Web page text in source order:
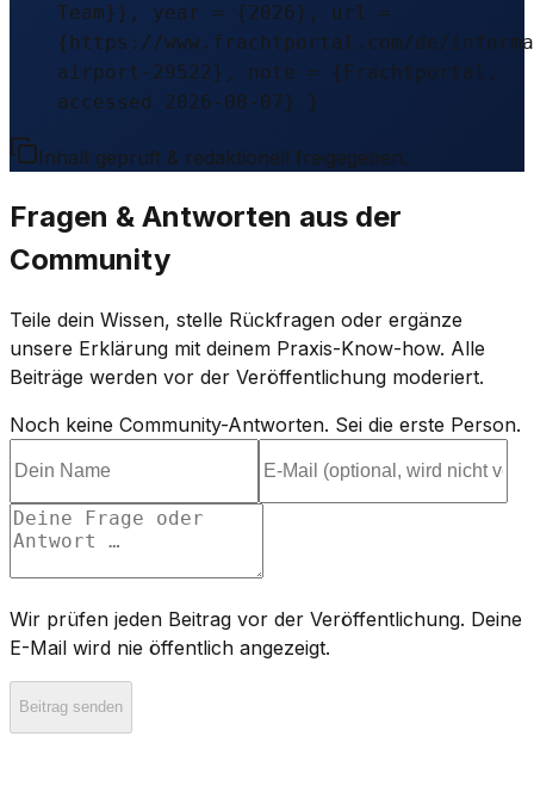
Team}}, year = {2026}, url =
{https://www.frachtportal.com/de/
airport-29522}, note = {Frachtportal,
accessed 2026-08-07} }
Inhalt geprüft & redaktionell freigegeben.
Fragen & Antworten aus der
Community
Teile dein Wissen, stelle Rückfragen oder ergänze
unsere Erklärung mit deinem Praxis-Know-how. Alle
Beiträge werden vor der Veröffentlichung moderiert.
Noch keine Community-Antworten. Sei die erste Person.
Wir prüfen jeden Beitrag vor der Veröffentlichung. Deine
E-Mail wird nie öffentlich angezeigt.
Beitrag senden